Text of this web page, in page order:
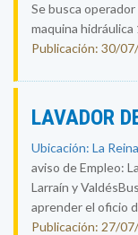
Se busca
maquina
Publicación: 30/
LAVADOR
Ubicación: La
aviso de Empleo:
Larraín y
aprender el oficio
Publicación: 27/